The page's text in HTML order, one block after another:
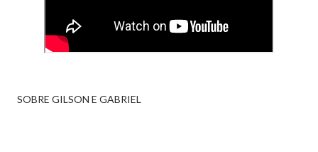
SOBRE GILSON E GABRIEL